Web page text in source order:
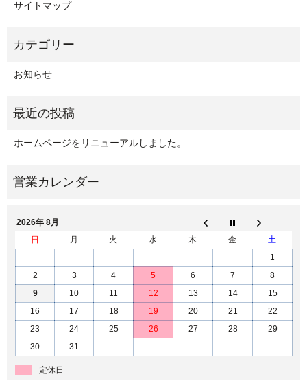
サイトマップ
お知らせ
ホームページをリニューアルしました。
2026年 8月
日
月 火 水 木 金
土
1
2
3 4 5 6 7
8
9
10 11 12 13 14
15
16
17 18 19 20 21
22
23
24 25 26 27 28
29
30
31
定休日